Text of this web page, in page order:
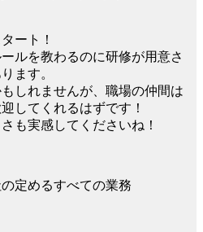
ート！
ルを教わるのに研修が用意さ
ます。
しれませんが、職場の仲間は
してくれるはずです！
も実感してくださいね！
定めるすべての業務